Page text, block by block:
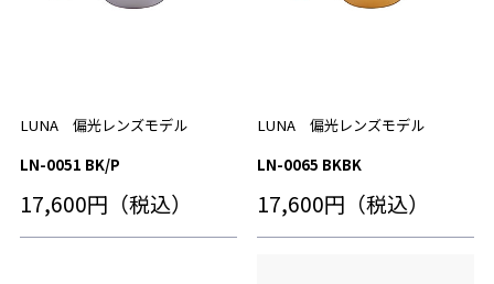
LUNA 偏光レンズモデル
LN-0051 BK/P
17,600円（税込）
LUNA 偏光レンズモデル
LN-0065 BKBK
17,600円（税込）